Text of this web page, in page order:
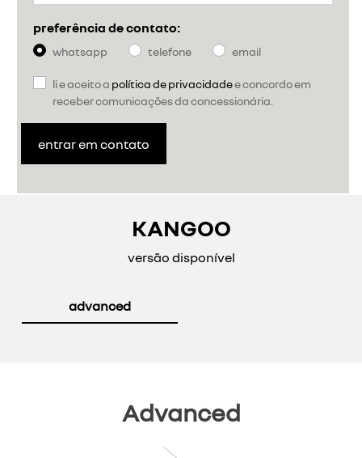
preferência de contato:
whatsapp telefone email
li e aceito a política de privacidadee concordo em
receber comunicações da concessionária.
entrar em contato
KANGOO
versão disponível
advanced
Advanced